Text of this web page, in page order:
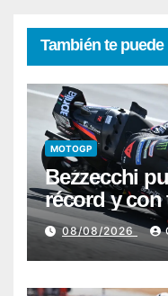
También te puede
MOTOGP
Bezzecchi
récord y con
08/08/2026